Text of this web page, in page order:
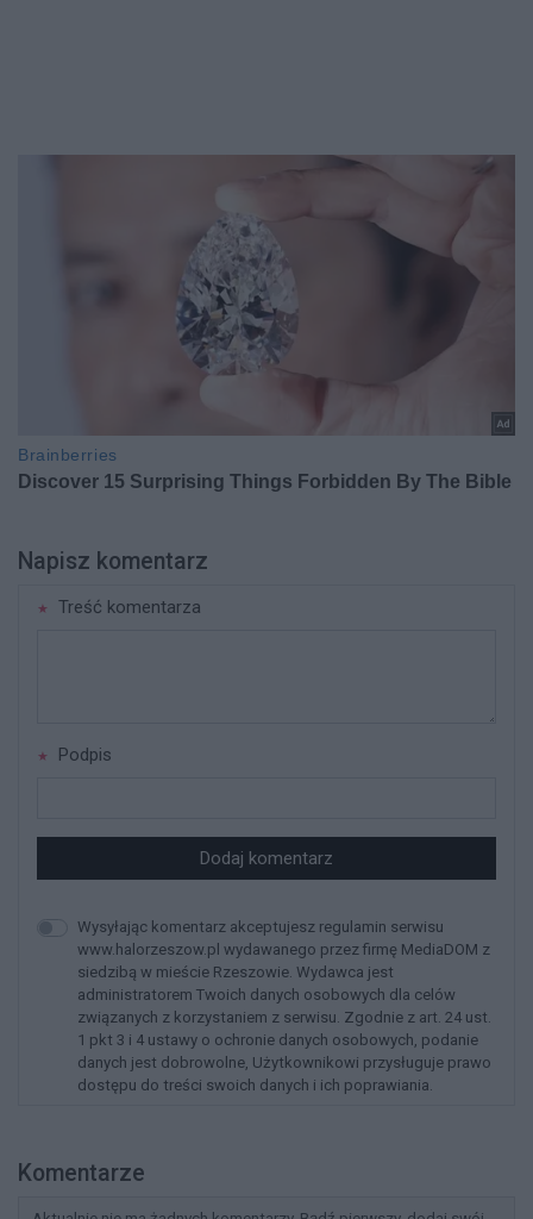
Napisz komentarz
Treść komentarza
Podpis
Dodaj komentarz
Wysyłając komentarz akceptujesz regulamin serwisu
www.halorzeszow.pl wydawanego przez firmę MediaDOM z
siedzibą w mieście Rzeszowie. Wydawca jest
administratorem Twoich danych osobowych dla celów
związanych z korzystaniem z serwisu. Zgodnie z art. 24 ust.
1 pkt 3 i 4 ustawy o ochronie danych osobowych, podanie
danych jest dobrowolne, Użytkownikowi przysługuje prawo
dostępu do treści swoich danych i ich poprawiania.
Komentarze